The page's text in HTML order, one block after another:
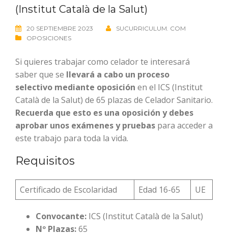
(Institut Català de la Salut)
20 SEPTIEMBRE 2023
SUCURRICULUM. COM
OPOSICIONES
Si quieres trabajar como celador te interesará
saber que se llevará a cabo un proceso
selectivo mediante oposición en el ICS (Institut
Català de la Salut) de 65 plazas de Celador Sanitario.
Recuerda que esto es una oposición y debes
aprobar unos exámenes y pruebas para acceder a
este trabajo para toda la vida.
Requisitos
Certificado de Escolaridad Edad 16-65 UE
Convocante: ICS (Institut Català de la Salut)
Nº Plazas:65